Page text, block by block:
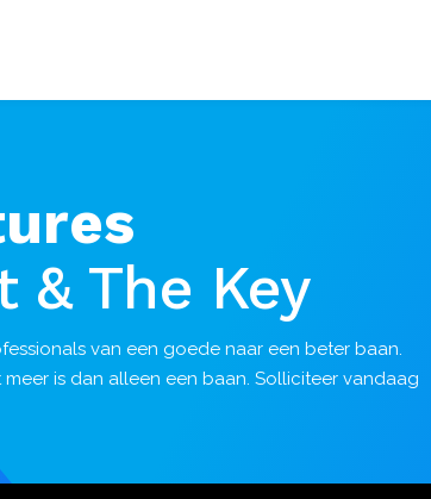
& The Key
van een goede naar een beter baan.
is dan alleen een baan. Solliciteer vandaag